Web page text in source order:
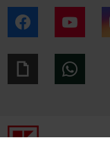
Facebook
Giphy